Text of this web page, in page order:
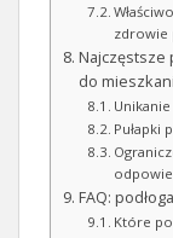
zdrowie
Najczęstsze
do
Pułapki
FAQ:
Które